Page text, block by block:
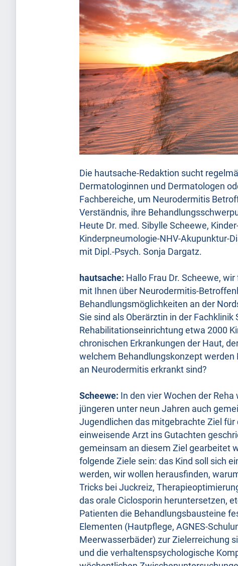
Die hautsache-Redaktion sucht
Dermatologinnen und Dermatologen
Fachbereiche, um Neurodermitis
Verständnis, ihre
Heute Dr. med. Sibylle Scheewe,
Kinderpneumologie-NHV-Akupunktur-
mit Dipl.-Psych. Sonja Dargatz.
hautsache: Hallo Frau Dr. Scheewe,
mit Ihnen über Neurodermitis-
Behandlungsmöglichkeiten an der
Sie sind als Oberärztin in der
Rehabilitationseinrichtung etwa 2000
chronischen Erkrankungen der Haut,
welchem Behandlungskonzept werden
an Neurodermitis erkrankt sind?
Scheewe: In den vier Wochen der
jüngeren unter neun Jahren auch
Jugendlichen das mitgebrachte Ziel für
einweisende Arzt ins Gutachten
gemeinsam an diesem Ziel gearbeitet
folgende Ziele sein: das Kind soll sich
werden, wir wollen herausfinden,
Tricks bei Juckreiz,
das orale Ciclosporin heruntersetzen,
Patienten die Behandlungsbausteine
Elementen (Hautpflege, AGNES-
Meerwasserbäder) zur Zielerreichung
und die verhaltenspsychologische